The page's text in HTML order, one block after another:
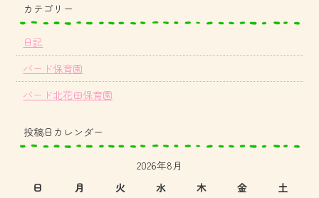
カテゴリー
日記
バード保育園
バード北花田保育園
投稿日カレンダー
2026年8月
日
月 火 水 木 金 土